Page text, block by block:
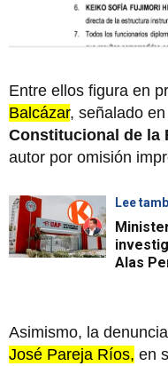
Entre ellos figura en
Balcázar, señalado
Constitucional de la
autor por omisión
Lee
Alas
Asimismo, la
José Pareja Ríos, en